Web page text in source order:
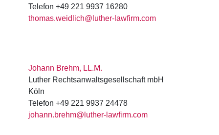
Telefon +49 221 9937 16280
thomas.weidlich@luther-lawfirm.com
Johann Brehm, LL.M.
Luther Rechtsanwaltsgesellschaft mbH
Köln
Telefon +49 221 9937 24478
johann.brehm@luther-lawfirm.com